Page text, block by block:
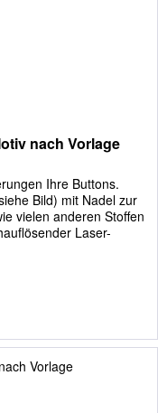
nach Vorlage
Ihre Buttons.
Bild) mit Nadel zur
vielen anderen Stoffen
Laser-